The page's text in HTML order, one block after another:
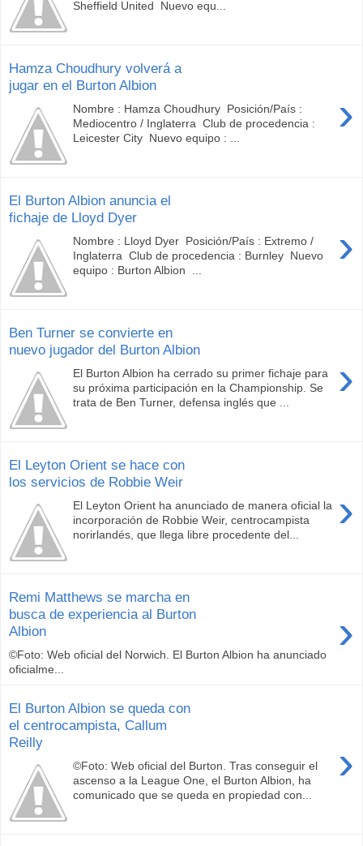
Sheffield United Nuevo equ...
Hamza Choudhury volverá a
jugar en el Burton Albion
›
Nombre : Hamza Choudhury Posición/País :
Mediocentro / Inglaterra Club de procedencia :
Leicester City Nuevo equipo : ...
El Burton Albion anuncia el
fichaje de Lloyd Dyer
›
Nombre : Lloyd Dyer Posición/País : Extremo /
Inglaterra Club de procedencia : Burnley Nuevo
equipo : Burton Albion ...
Ben Turner se convierte en
nuevo jugador del Burton Albion
›
El Burton Albion ha cerrado su primer fichaje para
su próxima participación en la Championship. Se
trata de Ben Turner, defensa inglés que ...
El Leyton Orient se hace con
los servicios de Robbie Weir
›
El Leyton Orient ha anunciado de manera oficial la
incorporación de Robbie Weir, centrocampista
norirlandés, que llega libre procedente del...
Remi Matthews se marcha en
busca de experiencia al Burton
Albion
›
©Foto: Web oficial del Norwich. El Burton Albion ha anunciado
oficialme...
El Burton Albion se queda con
el centrocampista, Callum
Reilly
›
©Foto: Web oficial del Burton. Tras conseguir el
ascenso a la League One, el Burton Albion, ha
comunicado que se queda en propiedad con...